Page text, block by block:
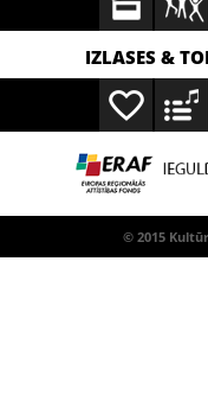
IZLASES &
© 2015